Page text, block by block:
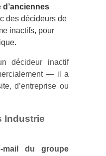
d’anciennes
des décideurs de
inactifs, pour
décideur inactif
— il a
d’entreprise ou
Industrie
mail du groupe